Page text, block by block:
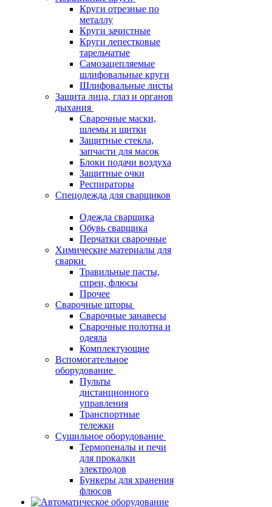
Круги отрезные по
металлу
Круги зачистные
Круги лепестковые
тарельчатые
Самозацепляемые
шлифовальные круги
Шлифовальные листы
Защита лица, глаз и органов
дыхания
Сварочные маски,
шлемы и щитки
Защитные стекла,
запчасти для масок
Блоки подачи воздуха
Защитные очки
Респираторы
Спецодежда для сварщиков
Одежда сварщика
Обувь сварщика
Перчатки сварочные
Химические материалы для
сварки
Травильные пасты,
спреи, флюсы
Прочее
Сварочные шторы
Сварочные занавесы
Сварочные полотна и
одеяла
Комплектующие
Вспомогательное
оборудование
Пульты
дистанционного
управления
Транспортные
тележки
Сушильное оборудование
Термопеналы и печи
для прокалки
электродов
Бункеры для хранения
флюсов